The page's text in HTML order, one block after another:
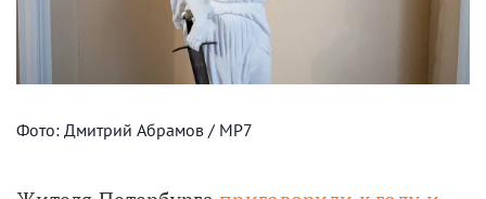
Фото: Дмитрий Абрамов / МР7